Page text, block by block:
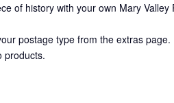
of history with your own Mary
postage type from the extras
products.